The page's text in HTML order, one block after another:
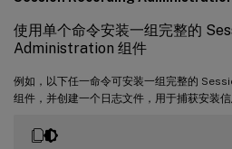
使用单个命令安装一组完整的
Administration 组件
例如，以下任一命令可安装一组完整的
组件，并创建一个日志文件，用于捕获安装信